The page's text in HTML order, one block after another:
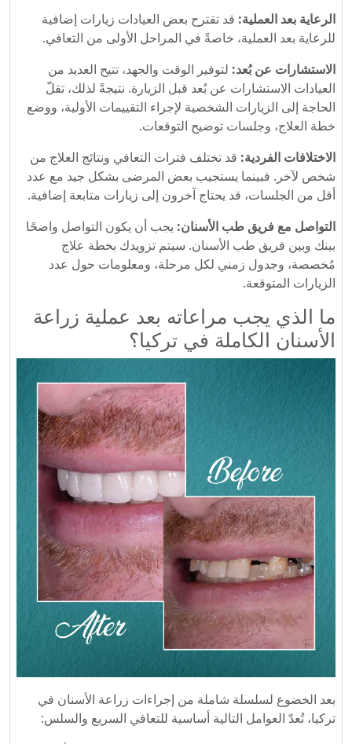
الرعاية بعد العملية: قد تقترح بعض العيادات زيارات إضافية
للرعاية بعد العملية، خاصةً في المراحل الأولى من التعافي.
الاستشارات عن بُعد: لتوفير الوقت والجهد، تتيح العديد من
العيادات الاستشارات عن بُعد قبل الزيارة. نتيجةً لذلك، تقلّ
الحاجة إلى الزيارات الشخصية لإجراء التقييمات الأولية، ووضع
خطة العلاج، وجلسات توضيح التوقعات.
الاختلافات الفردية: قد تختلف فترات التعافي ونتائج العلاج من
شخص لآخر. فبينما يستجيب بعض المرضى بشكل جيد مع عدد
أقل من الجلسات، قد يحتاج آخرون إلى زيارات متابعة إضافية.
التواصل مع فريق طب الأسنان: يجب أن يكون التواصل واضحًا
بينك وبين فريق طب الأسنان. سيتم تزويدك بخطة علاج
مُخصصة، وجدول زمني لكل مرحلة، ومعلومات حول عدد
الزيارات المتوقعة.
ما الذي يجب مراعاته بعد عملية زراعة
الأسنان الكاملة في تركيا؟
بعد الخضوع لسلسلة شاملة من إجراءات زراعة الأسنان في
تركيا، تُعدّ العوامل التالية أساسية للتعافي السريع والسلس: